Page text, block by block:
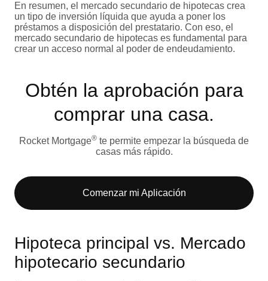
En resumen, el mercado secundario de hipotecas crea
un tipo de inversión líquida que ayuda a poner los
préstamos a disposición del prestatario. Con eso, el
mercado secundario de hipotecas es fundamental para
crear un acceso normal al poder de endeudamiento.
Obtén la aprobación para
comprar una casa.
Rocket Mortgage® te permite empezar la búsqueda de
casas más rápido.
Comenzar mi Aplicación
Hipoteca principal vs. Mercado
hipotecario secundario